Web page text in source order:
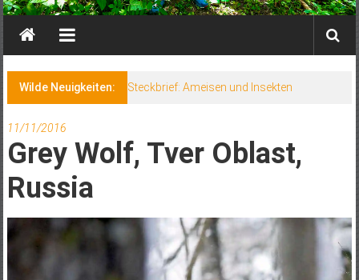
Wilde Neuigkeiten: Steckbrief: Ameisen und Insekten
11/11/2016
Grey Wolf, Tver Oblast,
Russia